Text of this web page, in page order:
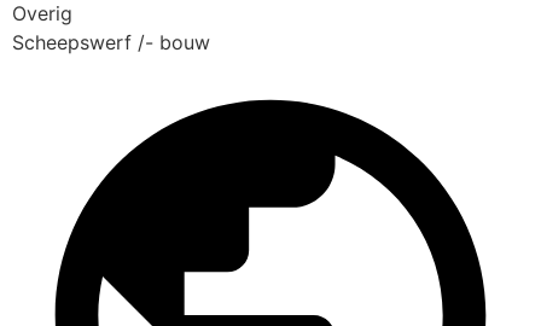
Overig
Scheepswerf /- bouw